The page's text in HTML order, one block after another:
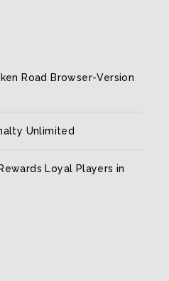
Road Browser-Version
Unlimited
Loyal Players in